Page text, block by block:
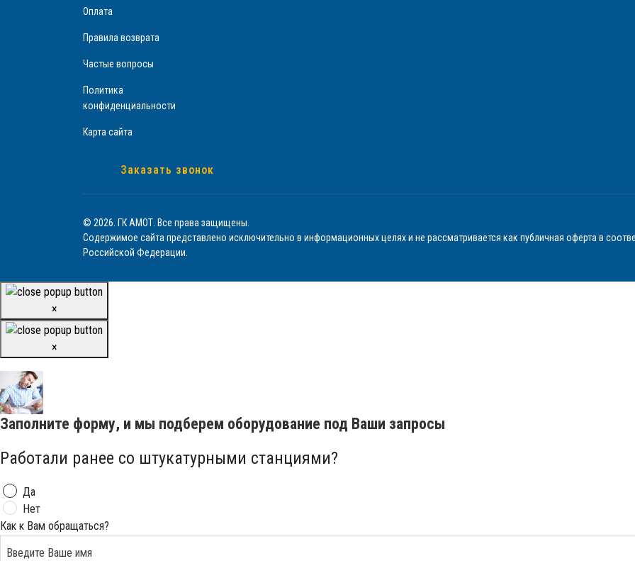
Оплата
Правила возврата
Частые вопросы
Политика
конфиденциальности
Карта сайта
Заказать звонок
© 2026. ГК АМОТ. Все права защищены.
Содержимое сайта представлено исключительно в информационных целях и не рассматривается как публичная оферта в
Российской Федерации.
×
×
Заполните форму, и мы подберем оборудование под Ваши запросы
Работали ранее со штукатурными станциями?
Да
Нет
Как к Вам обращаться?